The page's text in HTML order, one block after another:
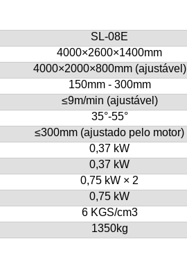
SL-08E
4000×2600×1400mm
4000×2000×800mm (ajustável)
150mm - 300mm
≤9m/min (ajustável)
35°-55°
≤300mm (ajustado pelo motor)
0,37 kW
0,37 kW
0,75 kW × 2
0,75 kW
6 KGS/cm3
1350kg